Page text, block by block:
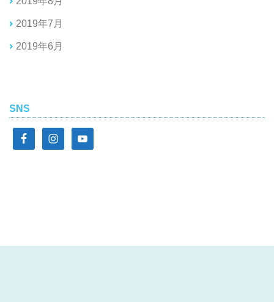
2019年7月
2019年6月
SNS